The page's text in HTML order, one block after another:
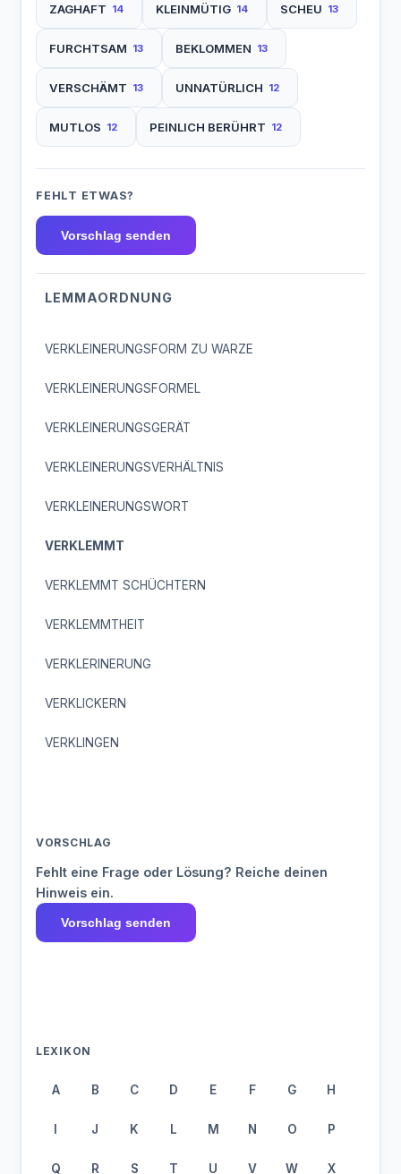
ZAGHAFT 14 KLEINMÜTIG 14 SCHEU 13
FURCHTSAM 13 BEKLOMMEN 13
VERSCHÄMT 13 UNNATÜRLICH 12
MUTLOS 12 PEINLICH BERÜHRT 12
FEHLT ETWAS?
Vorschlag senden
LEMMAORDNUNG
VERKLEINERUNGSFORM ZU WARZE
VERKLEINERUNGSFORMEL
VERKLEINERUNGSGERÄT
VERKLEINERUNGSVERHÄLTNIS
VERKLEINERUNGSWORT
VERKLEMMT
VERKLEMMT SCHÜCHTERN
VERKLEMMTHEIT
VERKLERINERUNG
VERKLICKERN
VERKLINGEN
VORSCHLAG
Fehlt eine Frage oder Lösung? Reiche deinen
Hinweis ein.
Vorschlag senden
LEXIKON
A B C D E F G H
I J K L M N O P
Q R S T U V W X